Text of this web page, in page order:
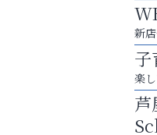
洋
出
ラ
新
子
楽
芦